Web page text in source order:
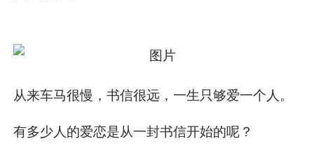
从来车马很慢，书信很远，一生只够爱一个人。
有多少人的爱恋是从一封书信开始的呢？